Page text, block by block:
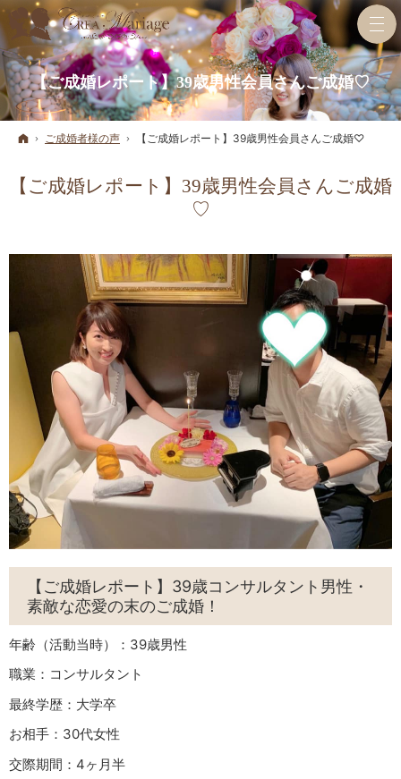
【ご成婚レポート】39歳男性会員さんご成婚♡
ホーム
ご成婚者様の声 【ご成婚レポート】39歳男性会員さんご成婚♡
【ご成婚レポート】39歳男性会員さんご成婚
♡
【ご成婚レポート】39歳コンサルタント男性・
素敵な恋愛の末のご成婚！
年齢（活動当時）：39歳男性
職業：コンサルタント
最終学歴：大学卒
お相手：30代女性
交際期間：4ヶ月半